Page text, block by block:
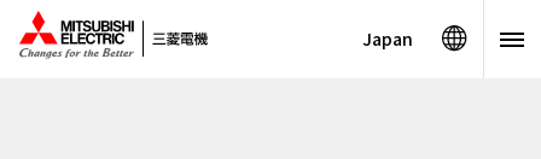
Japan